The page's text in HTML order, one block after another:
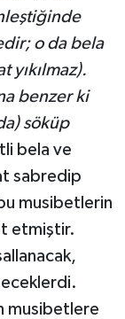
o da bela
yıkılmaz).
benzer ki
söküp
bela ve
sabredip
musibetlerin
etmiştir.
musibetlere